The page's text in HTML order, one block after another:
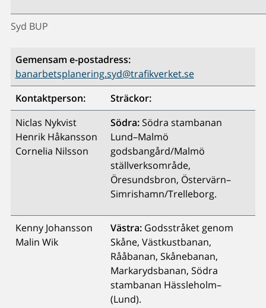
Syd BUP
Gemensam e-postadress:
banarbetsplanering.syd@trafikverket.se
Kontaktperson:
Sträckor:
Niclas Nykvist
Henrik Håkansson
Cornelia Nilsson
Södra:Södra stambanan
Lund–Malmö
godsbangård/Malmö
ställverksområde,
Öresundsbron, Östervärn–
Simrishamn/Trelleborg.
Kenny Johansson
Malin Wik
Västra:Godsstråket genom
Skåne, Västkustbanan,
Rååbanan, Skånebanan,
Markarydsbanan, Södra
stambanan Hässleholm–
(Lund).